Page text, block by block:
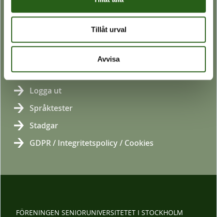
Tillåt urval
Avvisa
Katalog (i pappersform)
Logga in
Logga ut
Språktester
Stadgar
GDPR / Integritetspolicy / Cookies
FÖRENINGEN SENIORUNIVERSITETET I STOCKHOLM